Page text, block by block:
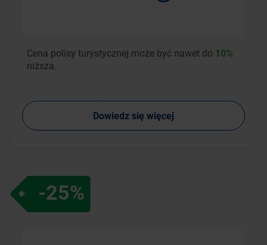
Cena polisy turystycznej może być nawet do 10%
niższa.
Dowiedz się więcej
-25%